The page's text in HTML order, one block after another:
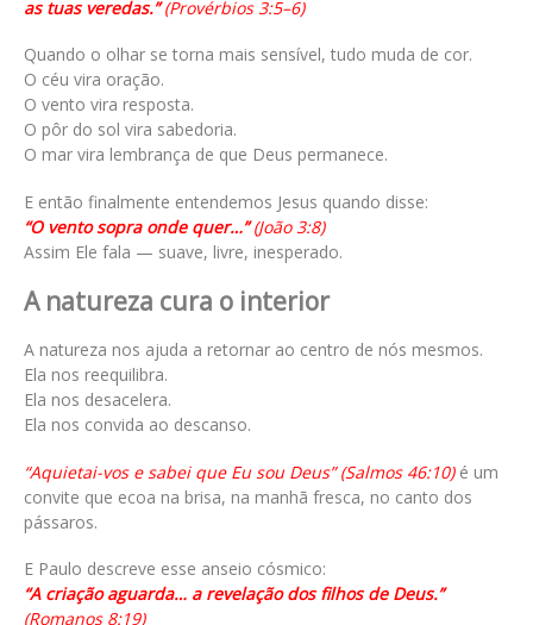
as tuas veredas.”(Provérbios 3:5–6)
Quando o olhar se torna mais sensível, tudo muda de cor.
O céu vira oração.
O vento vira resposta.
O pôr do sol vira sabedoria.
O mar vira lembrança de que Deus permanece.
E então finalmente entendemos Jesus quando disse:
“O vento sopra onde quer…”(João 3:8)
Assim Ele fala — suave, livre, inesperado.
A natureza cura o interior
A natureza nos ajuda a retornar ao centro de nós mesmos.
Ela nos reequilibra.
Ela nos desacelera.
Ela nos convida ao descanso.
“Aquietai-vos e sabei que Eu sou Deus” (Salmos 46:10)é um
convite que ecoa na brisa, na manhã fresca, no canto dos
pássaros.
E Paulo descreve esse anseio cósmico:
“A criação aguarda… a revelação dos filhos de Deus.”
(Romanos 8:19)